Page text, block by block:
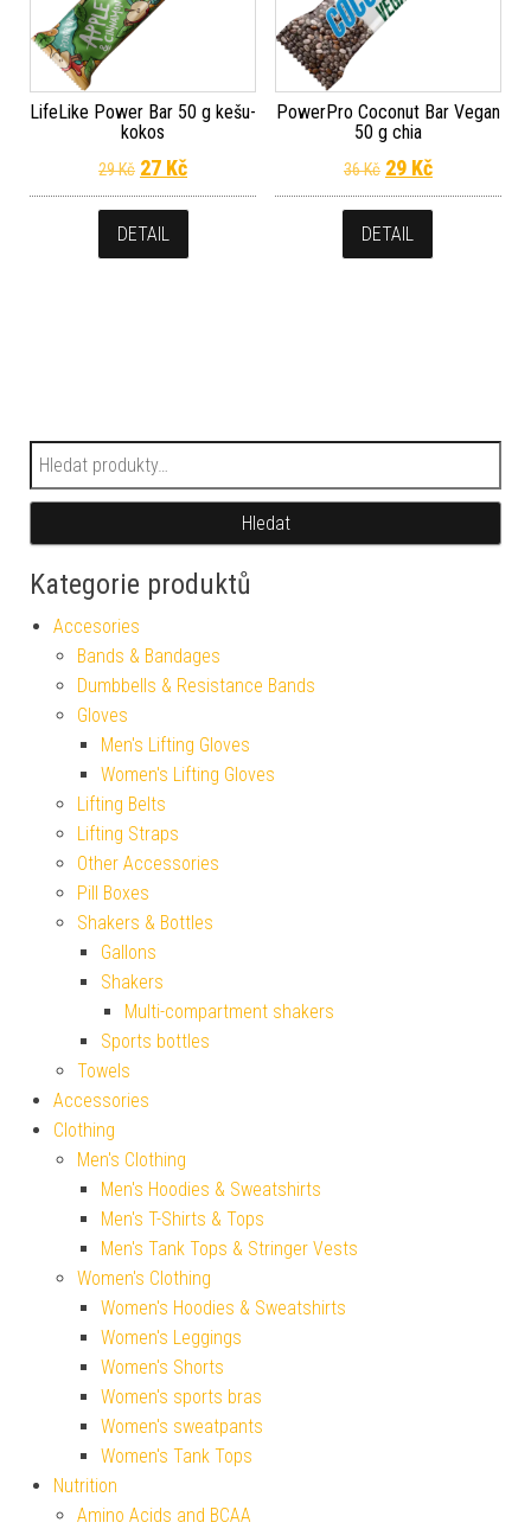
LifeLike Power Bar 50 g kešu-
kokos
29Kč Původní cena byla: 29 Kč.
27 KčAktuální cena je: 27 Kč.
DETAIL
PowerPro Coconut Bar Vegan
50 g chia
36Kč Původní cena
29 KčAktuální
DETAIL
Hledat:
Hledat
Kategorie produktů
Accesories
Bands & Bandages
Dumbbells & Resistance Bands
Gloves
Men's Lifting Gloves
Women's Lifting Gloves
Lifting Belts
Lifting Straps
Other Accessories
Pill Boxes
Shakers & Bottles
Gallons
Shakers
Multi-compartment shakers
Sports bottles
Towels
Accessories
Clothing
Men's Clothing
Men's Hoodies & Sweatshirts
Men's T-Shirts & Tops
Men's Tank Tops & Stringer Vests
Women's Clothing
Women's Hoodies & Sweatshirts
Women's Leggings
Women's Shorts
Women's sports bras
Women's sweatpants
Women's Tank Tops
Nutrition
Amino Acids and BCAA